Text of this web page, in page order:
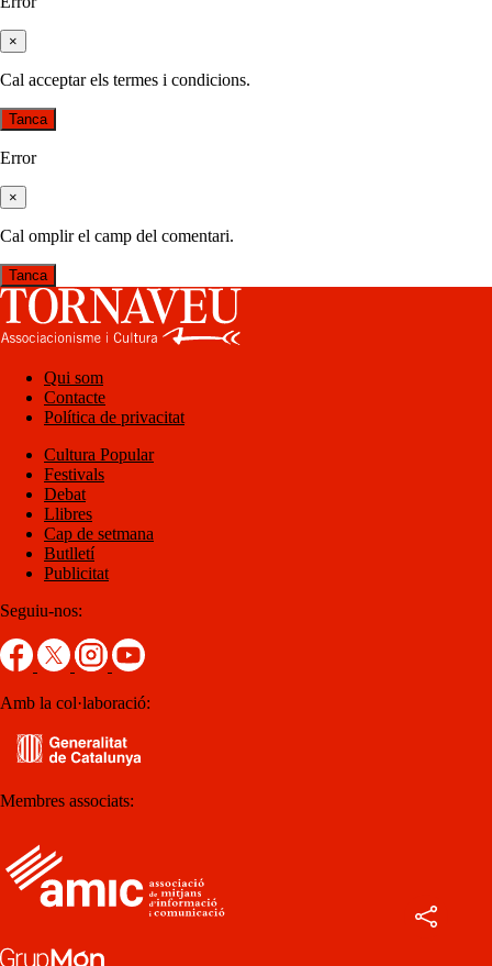
×
Cal acceptar els termes i condicions.
Tanca
Error
×
Cal omplir el camp del comentari.
Tanca
Qui som
Contacte
Política de privacitat
Cultura Popular
Festivals
Debat
Llibres
Cap de setmana
Butlletí
Publicitat
Seguiu-nos:
Amb la col·laboració:
Membres associats: